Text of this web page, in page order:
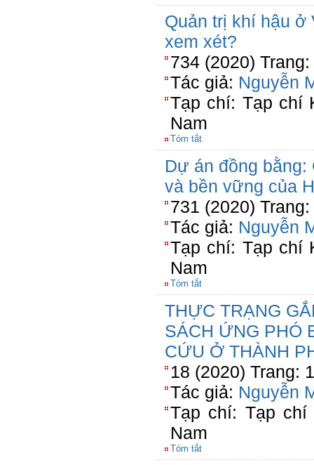
Quản trị khí hậu ở
xem xét?
734 (2020)
Tác giả: Nguyễn
Tạp chí: Tạp chí
Nam
Tóm tắt
Dự án đồng bằng:
và bền vững của
731 (2020)
Tác giả: Nguyễn
Tạp chí: Tạp chí
Nam
Tóm tắt
THỰC TRẠNG
SÁCH ỨNG PHÓ
CỨU Ở THÀNH
18 (2020) Trang:
Tác giả: Nguyễn
Tạp chí: Tạp chí
Nam
Tóm tắt